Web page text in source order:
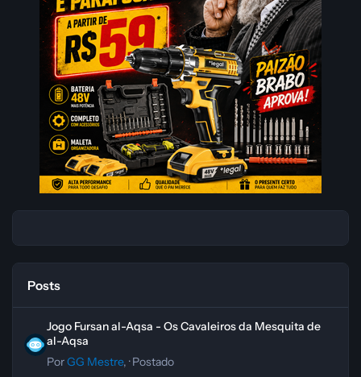
Posts
Jogo Fursan al-Aqsa - Os Cavaleiros da Mesquita de
al-Aqsa
PorGG Mestre, ·Postado